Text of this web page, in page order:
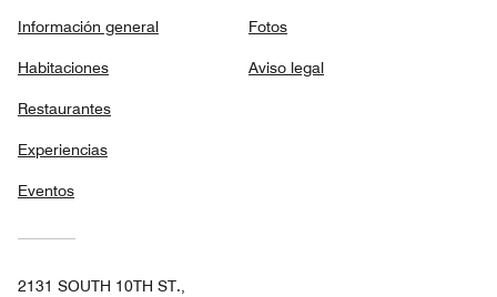
Información general
Habitaciones
Restaurantes
Experiencias
Eventos
Fotos
Aviso legal
2131 SOUTH 10TH ST.,